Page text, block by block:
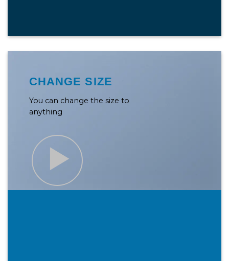
CHANGE SIZE
You can change the size to
anything